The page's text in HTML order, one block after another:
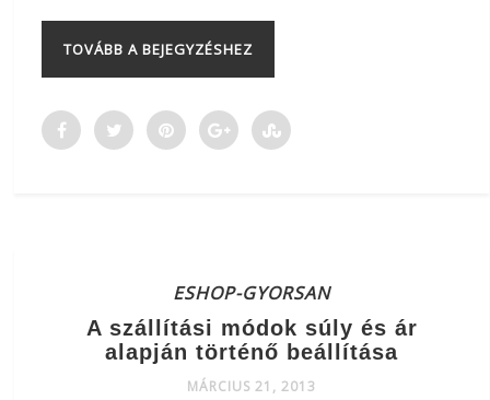
TOVÁBB A BEJEGYZÉSHEZ
ESHOP-GYORSAN
A szállítási módok súly és ár
alapján történő beállítása
MÁRCIUS 21, 2013